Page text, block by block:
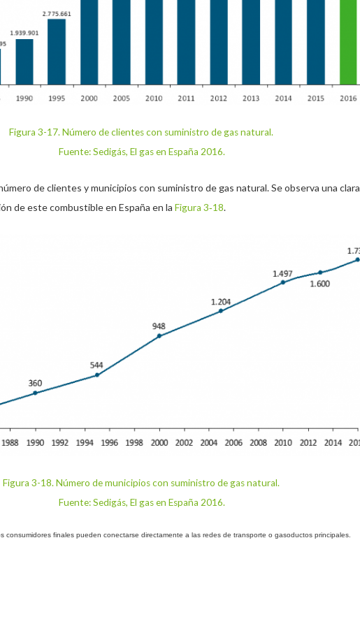
Figura 3-17. Número de clientes con suministro de gas natural.
Fuente: Sedigás, El gas en España 2016.
de clientes y municipios con suministro de gas natural. Se observa una clara
de este combustible en España en la Figura 3‑18.
Figura 3-18. Número de municipios con suministro de gas natural.
Fuente: Sedigás, El gas en España 2016.
consumidores finales pueden conectarse directamente a las redes de transporte o gasoductos principales.